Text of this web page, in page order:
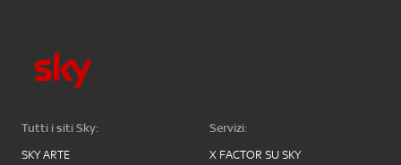
Tutti i siti Sky:
SKY ARTE
Servizi:
X FACTOR SU SKY